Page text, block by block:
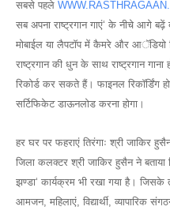
सबसे पहले
सब अपना राष्ट्रगान गाएं‘ के नीचे आगे
मोबाईल या लैपटाॅप में कैमरे और आॅडियो
राष्ट्रगान की धुन के साथ राष्ट्रगान गाना
रिकोर्ड कर सकते हैं। फाइनल रिकाॅर्डिंग
सर्टिफिकेट डाऊनलोड करना होगा।
हर घर पर फहराएं तिरंगाः श्री जाकिर
जिला कलक्टर श्री जाकिर हुसैन ने
झण्डा‘ कार्यक्रम भी रखा गया है।
आमजन, महिलाएं, विद्यार्थी, व्यापारिक